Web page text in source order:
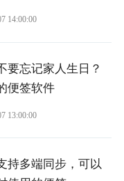
14:00:00
要忘记家人生日？
便签软件
13:00:00
持多端同步，可以